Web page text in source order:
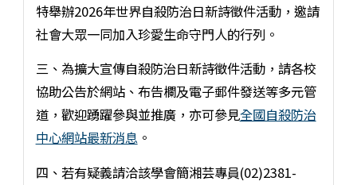
特舉辦2026年世界自殺防治日新詩徵件活動，邀請
社會大眾一同加入珍愛生命守門人的行列。
三、為擴大宣傳自殺防治日新詩徵件活動，請各校
協助公告於網站、布告欄及電子郵件發送等多元管
道，歡迎踴躍參與並推廣，亦可參見全國自殺防治
中心網站最新消息。
四、若有疑義請洽該學會簡湘芸專員(02)2381-